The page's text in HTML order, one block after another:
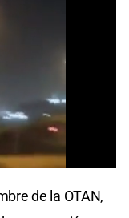
de la OTAN,